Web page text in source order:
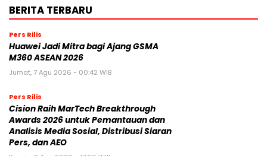
BERITA TERBARU
Pers Rilis
Huawei Jadi Mitra bagi Ajang GSMA
M360 ASEAN 2026
Jumat, 7 Agu 2026 - 00:42 WIB
Pers Rilis
Cision Raih MarTech Breakthrough
Awards 2026 untuk Pemantauan dan
Analisis Media Sosial, Distribusi Siaran
Pers, dan AEO